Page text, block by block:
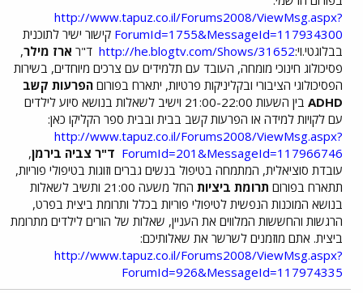
http://www.tapuz.co.il/Forums2008/ViewMsg.aspx?
ForumId=1755&MessageId=117934300 קישור ישיר לתוכנית
בבלוגטי.וי:http://he.blogtv.com/Shows/31652 ד"ר ארז מילר,
פסיכולוג חינוכי מומחה, העובד עם תלמידים עם צרכים מיוחדים, בשירות
הפסיכולוגי הציבורי ובקליניקות פרטיות, יתארח בפורום הפרעות קשב
ADHD
בין השעות 21:00-22:00 וישיב לשאלות בנושא סיוע לילדים
עם לקויות למידה או הפרעות קשב בבית ובבית ספר הקליקו כאן:
http://www.tapuz.co.il/Forums2008/ViewMsg.aspx?
ForumId=201&MessageId=117966746 ד"ר צביה בירמן,
עובדת סוציאלית, המתמחה בטיפול בנשים גברים וזוגות בטיפולי פוריות,
תתארח בפורום תרומת ביציות
החל משעה 21:00 ותשיב לשאלות
בנושא המוכנות הנפשית לטיפולי פוריות בכלל ותרומת ביצית בפרט,
הרגשות והחששות המלווים את העניין, שאלות של הורים לילדים מתרומת
ביצית. אתם מוזמנים לשרשר את שאלותיכם:
http://www.tapuz.co.il/Forums2008/ViewMsg.aspx?
ForumId=926&MessageId=117974335